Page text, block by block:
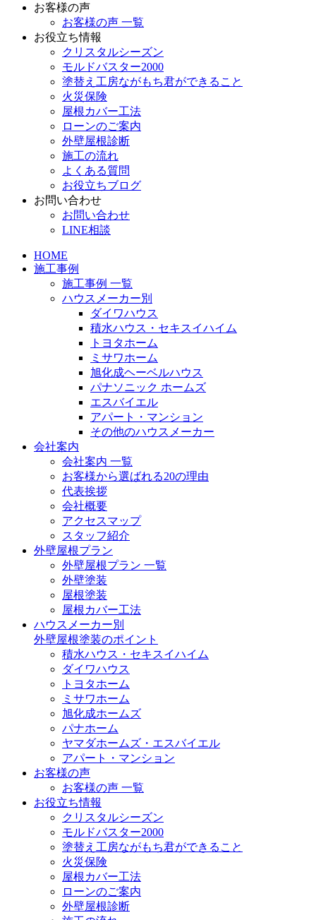
お客様の声
お客様の声 一覧
お役立ち情報
クリスタルシーズン
モルドバスター2000
塗替え工房ながもち君ができること
火災保険
屋根カバー工法
ローンのご案内
外壁屋根診断
施工の流れ
よくある質問
お役立ちブログ
お問い合わせ
お問い合わせ
LINE相談
HOME
施工事例
施工事例 一覧
ハウスメーカー別
ダイワハウス
積水ハウス・セキスイハイム
トヨタホーム
ミサワホーム
旭化成ヘーベルハウス
パナソニック ホームズ
エスバイエル
アパート・マンション
その他のハウスメーカー
会社案内
会社案内 一覧
お客様から選ばれる20の理由
代表挨拶
会社概要
アクセスマップ
スタッフ紹介
外壁屋根プラン
外壁屋根プラン 一覧
外壁塗装
屋根塗装
屋根カバー工法
ハウスメーカー別
外壁屋根塗装のポイント
積水ハウス・セキスイハイム
ダイワハウス
トヨタホーム
ミサワホーム
旭化成ホームズ
パナホーム
ヤマダホームズ・エスバイエル
アパート・マンション
お客様の声
お客様の声 一覧
お役立ち情報
クリスタルシーズン
モルドバスター2000
塗替え工房ながもち君ができること
火災保険
屋根カバー工法
ローンのご案内
外壁屋根診断